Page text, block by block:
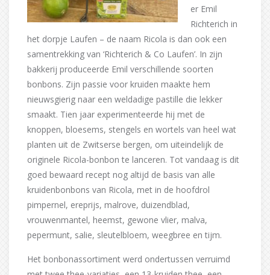
er Emil
Richterich in
het dorpje Laufen – de naam Ricola is dan ook een
samentrekking van ‘Richterich & Co Laufen’. In zijn
bakkerij produceerde Emil verschillende soorten
bonbons. Zijn passie voor kruiden maakte hem
nieuwsgierig naar een weldadige pastille die lekker
smaakt. Tien jaar experimenteerde hij met de
knoppen, bloesems, stengels en wortels van heel wat
planten uit de Zwitserse bergen, om uiteindelijk de
originele Ricola-bonbon te lanceren. Tot vandaag is dit
goed bewaard recept nog altijd de basis van alle
kruidenbonbons van Ricola, met in de hoofdrol
pimpernel, ereprijs, malrove, duizendblad,
vrouwenmantel, heemst, gewone vlier, malva,
pepermunt, salie, sleutelbloem, weegbree en tijm.
Het bonbonassortiment werd ondertussen verruimd